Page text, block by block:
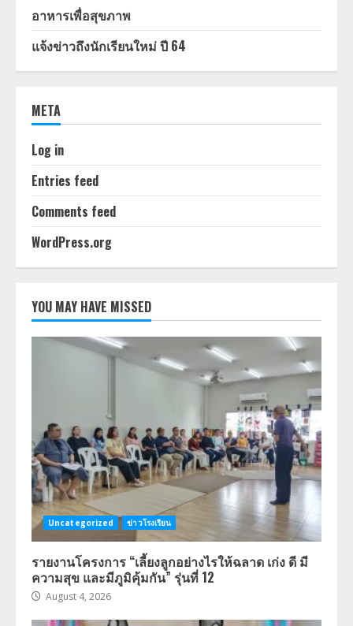
อาหารเพื่อสุขภาพ
แจ้งข่าวถึงนักเรียนใหม่ ปี 64
META
Log in
Entries feed
Comments feed
WordPress.org
YOU MAY HAVE MISSED
Uncategorized ข่าวโรงเรียน
รายงานโครงการ “เลี้ยงลูกอย่างไรให้ฉลาด เก่ง ดี มี
ความสุข และมีภูมิคุ้มกัน” รุ่นที่ 12
August 4, 2026